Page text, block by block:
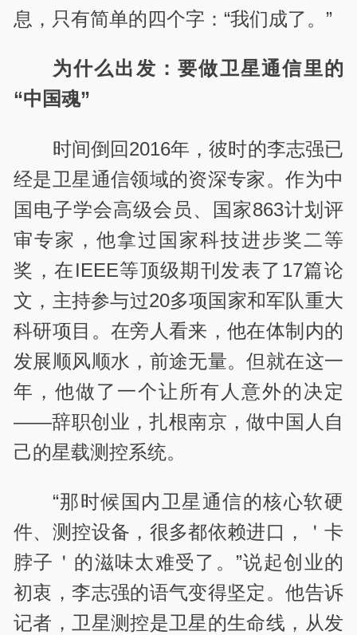
息，只有简单的四个字：“我们成了。”
为什么出发：要做卫星通信里的
“中国魂”
时间倒回2016年，彼时的李志强已
经是卫星通信领域的资深专家。作为中
国电子学会高级会员、国家863计划评
审专家，他拿过国家科技进步奖二等
奖，在IEEE等顶级期刊发表了17篇论
文，主持参与过20多项国家和军队重大
科研项目。在旁人看来，他在体制内的
发展顺风顺水，前途无量。但就在这一
年，他做了一个让所有人意外的决定
——辞职创业，扎根南京，做中国人自
己的星载测控系统。
“那时候国内卫星通信的核心软硬
件、测控设备，很多都依赖进口，＇卡
脖子＇的滋味太难受了。”说起创业的
初衷，李志强的语气变得坚定。他告诉
记者，卫星测控是卫星的生命线，从发